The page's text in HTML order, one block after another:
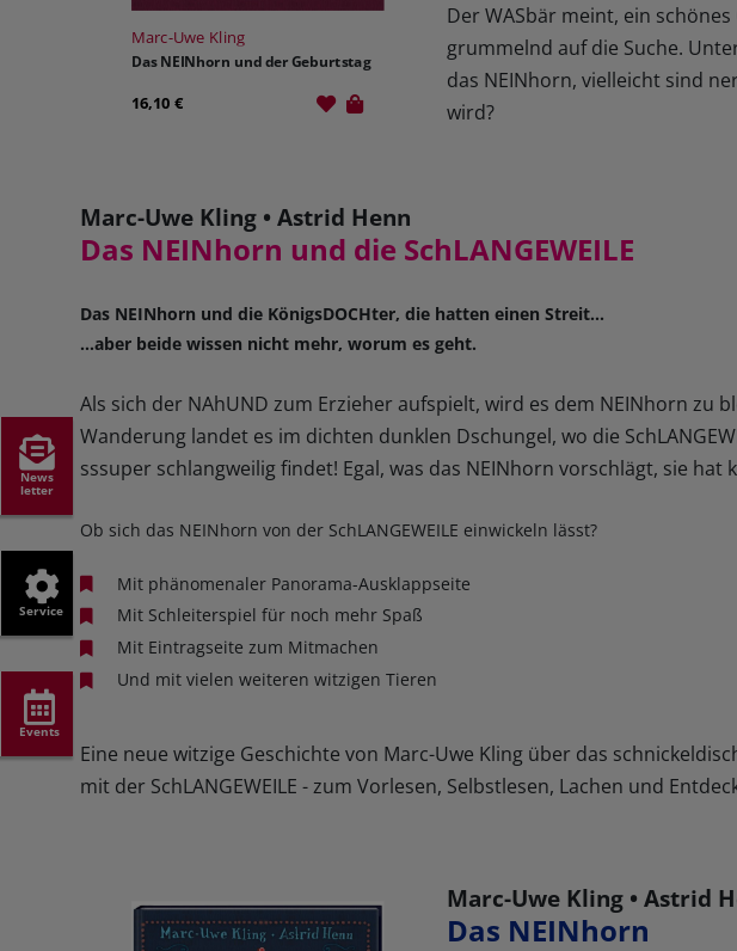
News
letter
Service
Events
Marc-Uwe Kling
Das NEINhorn und der Geburtstag
16,10 €
Der WASbär meint, ein
grummelnd auf die Suche.
das NEINhorn, vielleicht sind
wird?
Marc-Uwe Kling • Astrid Henn
Das NEINhorn und die SchLANGEWEILE
Das NEINhorn und die KönigsDOCHter, die hatten einen Streit...
...aber beide wissen nicht mehr, worum es geht.
Als sich der NAhUND zum Erzieher aufspielt, wird es dem NEINhorn zu
Wanderung landet es im dichten dunklen Dschungel, wo die
sssuper schlangweilig findet! Egal, was das NEINhorn vorschlägt, sie hat
Ob sich das NEINhorn von der SchLANGEWEILE einwickeln lässt?
Mit phänomenaler Panorama-Ausklappseite
Mit Schleiterspiel für noch mehr Spaß
Mit Eintragseite zum Mitmachen
Und mit vielen weiteren witzigen Tieren
Eine neue witzige Geschichte von Marc-Uwe Kling über das
mit der SchLANGEWEILE - zum Vorlesen, Selbstlesen, Lachen und
Marc-Uwe Kling • Astrid
Das NEINhorn